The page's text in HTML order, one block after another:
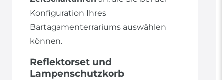
Konfiguration Ihres
Bartagamenterrariums auswählen
können.
Reflektorset und
Lampenschutzkorb